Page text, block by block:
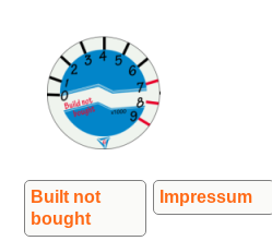
Built not
bought
Impressum